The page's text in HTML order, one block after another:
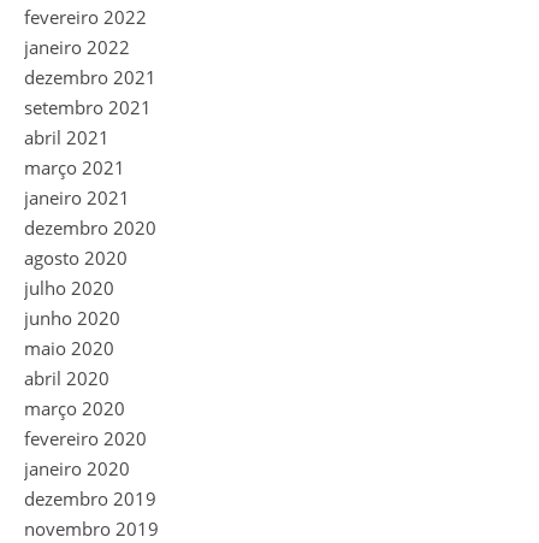
fevereiro 2022
janeiro 2022
dezembro 2021
setembro 2021
abril 2021
março 2021
janeiro 2021
dezembro 2020
agosto 2020
julho 2020
junho 2020
maio 2020
abril 2020
março 2020
fevereiro 2020
janeiro 2020
dezembro 2019
novembro 2019